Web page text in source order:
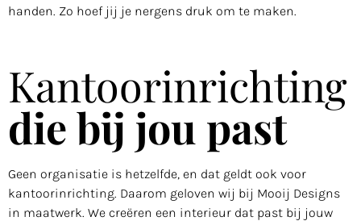
handen. Zo hoef jij je nergens druk om te maken.
Kantoorinrichting
die bij jou past
Geen organisatie is hetzelfde, en dat geldt ook voor
kantoorinrichting. Daarom geloven wij bij Mooij Designs
in maatwerk. We creëren een interieur dat past bij jouw